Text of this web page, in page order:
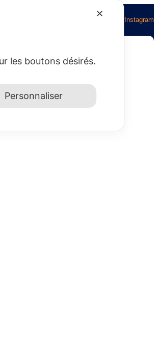
Facebook TwitterInstagram
✕
les boutons désirés.
Personnaliser